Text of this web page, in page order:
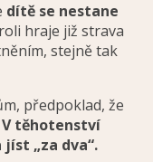
dítě se nestane
hraje již strava
stejně tak
předpoklad, že
V těhotenství
„za dva“.